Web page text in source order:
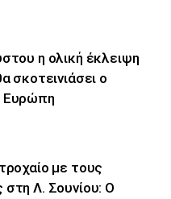
η ολική έκλειψη
σκοτεινιάσει ο
Ευρώπη
με τους
στη Λ. Σουνίου: Ο